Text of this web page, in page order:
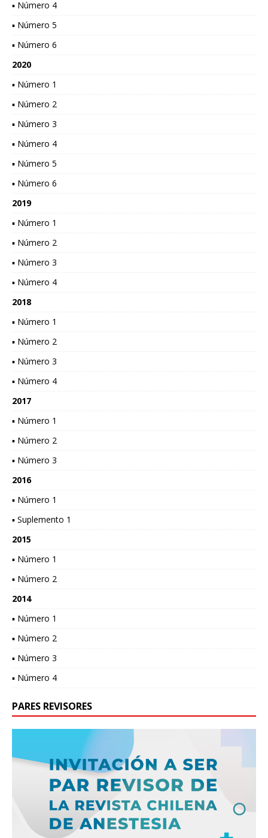
▪ Número 4
▪ Número 5
▪ Número 6
2020
▪ Número 1
▪ Número 2
▪ Número 3
▪ Número 4
▪ Número 5
▪ Número 6
2019
▪ Número 1
▪ Número 2
▪ Número 3
▪ Número 4
2018
▪ Número 1
▪ Número 2
▪ Número 3
▪ Número 4
2017
▪ Número 1
▪ Número 2
▪ Número 3
2016
▪ Número 1
▪ Suplemento 1
2015
▪ Número 1
▪ Número 2
2014
▪ Número 1
▪ Número 2
▪ Número 3
▪ Número 4
PARES REVISORES